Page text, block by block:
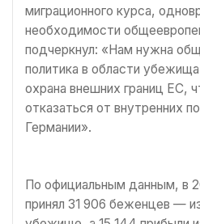
миграционного курса,
необходимости
подчеркнул: «Нам нужна
политика в области
охрана внешних границ ЕС,
отказаться от внутренних
Германии».
По официальным данным, в
принял 31 906 беженцев —